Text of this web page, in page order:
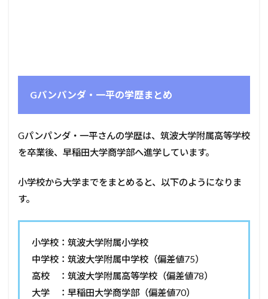
Gパンパンダ・一平の学歴まとめ
Gパンパンダ・一平さんの学歴は、筑波大学附属高等学校
を卒業後、早稲田大学商学部へ進学しています。
小学校から大学までをまとめると、以下のようになりま
す。
小学校：筑波大学附属小学校
中学校：筑波大学附属中学校（偏差値75）
高校 ：筑波大学附属高等学校（偏差値78）
大学 ：早稲田大学商学部（偏差値70）